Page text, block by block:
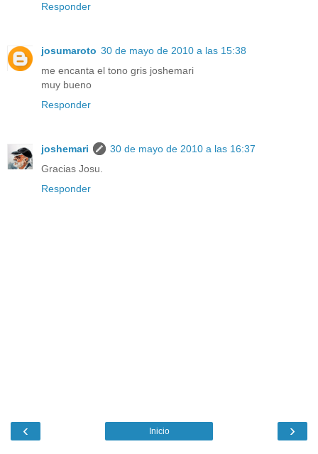
Responder
josumaroto 30 de mayo de 2010 a las 15:38
me encanta el tono gris joshemari
muy bueno
Responder
joshemari
30 de mayo de 2010 a las 16:37
Gracias Josu.
Responder
‹ ›
Inicio